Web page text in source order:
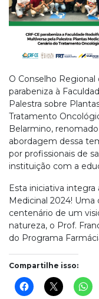
O Conselho Regional
parabeniza à
Palestra sobre
Tratamento
Belarmino,
abordagem dessa
por profissionais de
instituição com a
Esta iniciativa integra
Medicinal 2024!
centenário de um
natureza, o Prof.
do Programa
Compartilhe isso: